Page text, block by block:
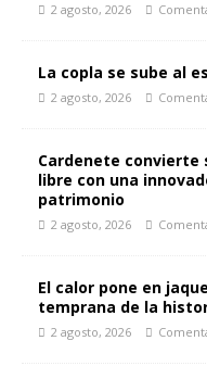
2 agosto, 2026
La copla se sube al
2 agosto, 2026
Cardenete convierte
libre con una
patrimonio
2 agosto, 2026
El calor pone en
temprana de la
2 agosto, 2026